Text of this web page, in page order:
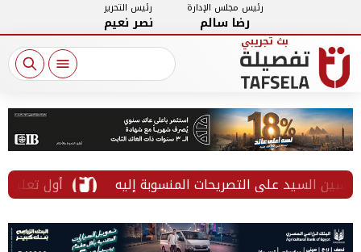
رئيس مجلس الإدارة
رضا سالم
رئيس التحرير
نصر نعيم
أول تعليق السيد على التصريحات المنسوبة إليه